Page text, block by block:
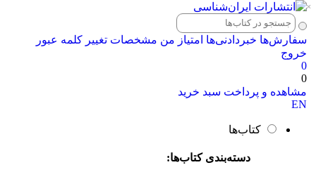
سفارش‌ها خبردادنی‌ها امتیاز من مشخصاتتغییر کلمه عبور
خروج
0
0
مشاهده و پرداخت سبد خرید
EN
کتاب‌ها
دسته‌بندی کتاب‌ها:
×